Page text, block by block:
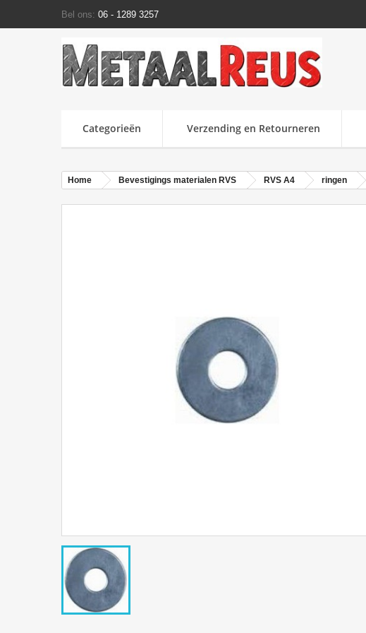
Bel ons: 06 - 1289 3257
Categorieën Verzending en Retourneren
Home Bevestigings materialen RVS RVS A4 ringen